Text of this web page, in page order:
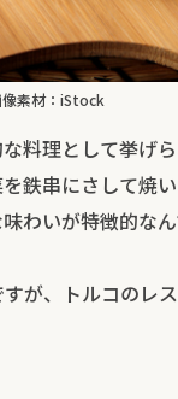
素材：iStock
料理として挙げ
鉄串にさして焼
わいが特徴的なん
が、トルコのレ